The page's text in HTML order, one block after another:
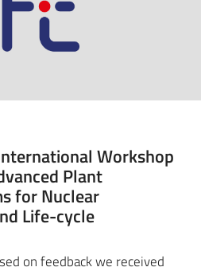
Workshop
Plant
for Nuclear
Life-cycle
on feedback we received